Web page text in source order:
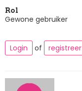
Rol
Gewone gebruiker
Login of registreer